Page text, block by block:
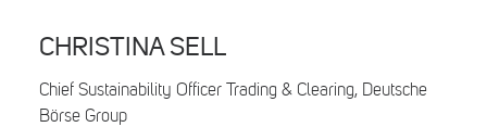
CHRISTINA SELL
Chief Sustainability Officer Trading & Clearing, Deutsche
Börse Group